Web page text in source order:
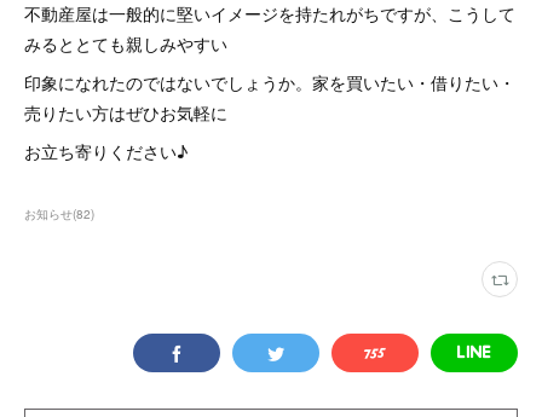
不動産屋は一般的に堅いイメージを持たれがちですが、こうして
みるととても親しみやすい
印象になれたのではないでしょうか。家を買いたい・借りたい・
売りたい方はぜひお気軽に
お立ち寄りください♪
お知らせ(82)